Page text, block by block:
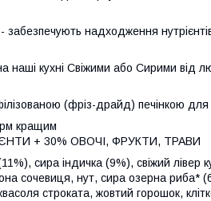
забезпечують надходження
наші кухні Свіжими або Сирими від
(фріз-драйд) печінкою
кращим
+ 30% ОВОЧІ, ФРУКТИ, ТРАВИ
сира індичка (9%), свіжий
сочевиця, нут, сира озерна риба*
строката, жовтий горошок,